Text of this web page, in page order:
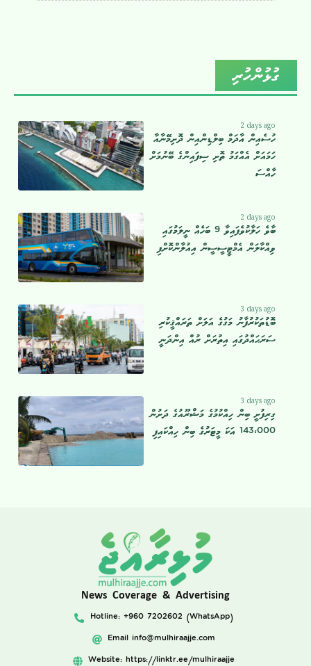
ގުޅުންހުރި
2 days ago
ހުސެއިން އާދަމް ބިލްޑިންއިން ދޮށިމޭނާއާ
ހަމައަށް އެއްގަމު ތޮށި ސިފައިންގެ ބޭނުމަށް
ހާއްސަ
2 days ago
ބާވެ ހަލާކުވެފައިވާ 9 ބަހެއް ނީލަމުގައި
ވިއްކާލަން އެމްޓީސީސީން އިއުލާންކޮށްފި
3 days ago
ބޮޑުތަކުރުފާނު މަގުގެ އަލަށް ތަރައްޤީކުރި
ސަރަޙައްދުގައި އިތުރަށް ރުއް އިންދަނީ
3 days ago
ގިރިފުށީ ބިން ހިއްކުމުގެ މަޝްރޫއުގެ ދަށުން
143،000 އަކަ މީޓަރުގެ ބިން ހިއްކައިފި
News Coverage & Advertising
Hotline: +960 7202602 (WhatsApp)
Email info@mulhiraajje.com
Website: https://linktr.ee/mulhiraajje